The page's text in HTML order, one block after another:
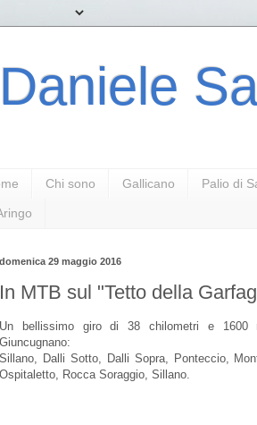
Daniele
Chi sono Gallicano Palio di
domenica 29 maggio 2016
In MTB sul "Tetto della
Un bellissimo giro di 38 chilometri e 1600
Giuncugnano:
Sillano, Dalli Sotto, Dalli Sopra, Ponteccio,
Ospitaletto, Rocca Soraggio, Sillano.